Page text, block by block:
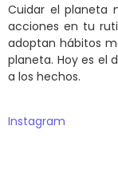
Cuidar el planeta
acciones en tu
adoptan hábitos
planeta. Hoy es el
a los hechos.
Instagram